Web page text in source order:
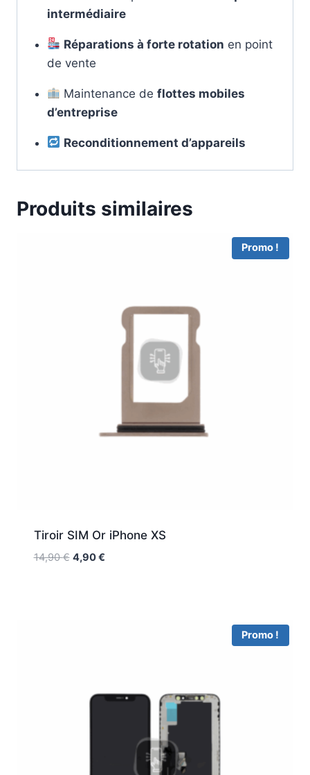
intermédiaire
Réparations à forte rotation en point
de vente
Maintenance de flottes mobiles
d’entreprise
Reconditionnement d’appareils
Produits similaires
Promo !
Tiroir SIM Or iPhone XS
14,90€ 4,90€
Promo !